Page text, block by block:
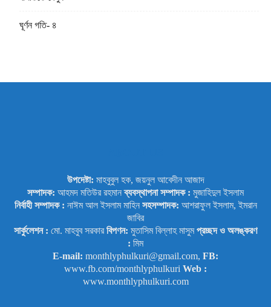
ঘূর্ণন গতি- ৪
উপদেষ্টা: মাহবুবুল হক, জয়নুল আবেদীন আজাদ
সম্পাদক: আহমদ মতিউর রহমানব্যবস্থাপনা সম্পাদক : মুজাহিদুল ইসলাম
নির্বাহী সম্পাদক : নাঈম আল ইসলাম মাহিন সহসম্পাদক: আশরাফুল ইসলাম, ইমরান
জাবির
সার্কুলেশন : মো. মাহবুব সরকারবিপণন: মুতাসিম বিল্লাহ মাসুমপ্রচ্ছদ ও অলঙ্করণ
: মিম
E-mail: monthlyphulkuri@gmail.com, FB:
www.fb.com/monthlyphulkuri Web :
www.monthlyphulkuri.com